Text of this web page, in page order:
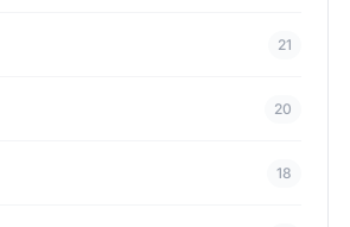
21
20
18